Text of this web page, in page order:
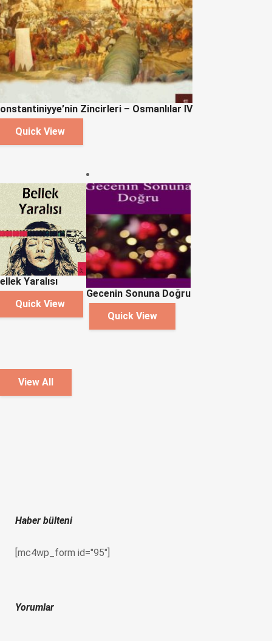
Zincirleri – Osmanlılar IV
Quick View
Yaralısı
Quick View
Gecenin Sonuna Doğru
Quick View
View All
Haber bülteni
[mc4wp_form id="95"]
Yorumlar